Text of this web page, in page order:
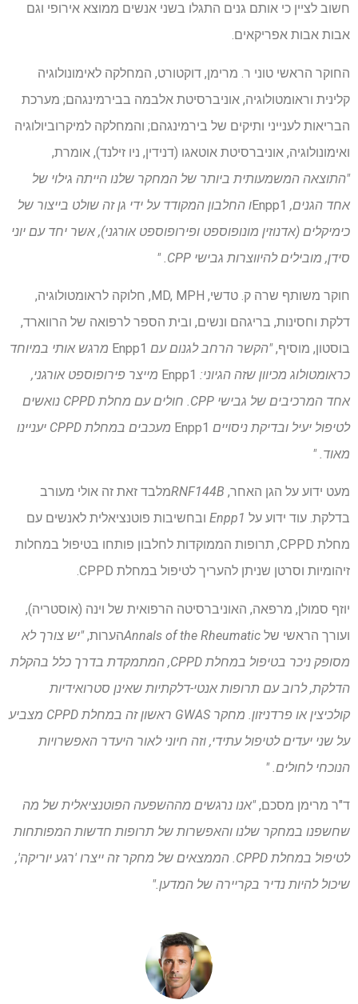
חשוב לציין כי אותם גנים התגלו בשני אנשים ממוצא אירופי וגם
אבות אבות אפריקאים.
החוקר הראשי טוני ר. מרימן, דוקטורט, המחלקה לאימונולוגיה
קלינית וראומטולוגיה, אוניברסיטת אלבמה בבירמינגהם; מערכת
הבריאות לענייני ותיקים של בירמינגהם; והמחלקה למיקרוביולוגיה
ואימונולוגיה, אוניברסיטת אוטאגו (דנידין, ניו זילנד), אומרת,
"התוצאה המשמעותית ביותר של המחקר שלנו הייתה גילוי של
אחד הגנים, Enpp1ו החלבון המקודד על ידי גן זה שולט בייצור של
כימיקלים (אדנוזין מונופוספט ופירופוספט אורגני), אשר יחד עם יוני
סידן, מובילים להיווצרות גבישי CPP. "
חוקר משותף שרה ק. טדשי, MD, MPH, חלוקה לראומטולוגיה,
דלקת וחסינות, בריגהם ונשים, ובית הספר לרפואה של הרווארד,
בוסטון, מוסיף,"הקשר הרחב לגנום עם Enpp1 מרגש אותי במיוחד
כראומטולוג מכיוון שזה הגיוני: Enpp1 מייצר פירופוספט אורגני,
אחד המרכיבים של גבישי CPP. חולים עם מחלת CPPD נואשים
לטיפול יעיל ובדיקת ניסויים Enpp1
מעכבים במחלת CPPD יעניינו
מאוד. "
מעט ידוע על הגן האחר, RNF144Bמלבד זאת זה אולי מעורב
בדלקת. עוד ידוע על Enpp1 ובחשיבות פוטנציאלית לאנשים עם
מחלת CPPD, תרופות הממוקדות לחלבון פותחו בטיפול במחלות
זיהומיות וסרטן שניתן להעריך לטיפול במחלת CPPD.
יוזף סמולן, מרפאה, האוניברסיטה הרפואית של וינה (אוסטריה),
ועורך הראשי של Annals of the Rheumaticהערות,"יש צורך לא
מסופק ניכר בטיפול במחלת CPPD, המתמקדת בדרך כלל בהקלת
הדלקת, לרוב עם תרופות אנטי-דלקתיות שאינן סטרואידיות
קולכיצין או פרדניזון. מחקר GWAS ראשון זה במחלת CPPD מצביע
על שני יעדים לטיפול עתידי, וזה חיוני לאור היעדר האפשרויות
הנוכחי לחולים. "
ד"ר מרימן מסכם,"אנו נרגשים מההשפעה הפוטנציאלית של מה
שחשפנו במחקר שלנו והאפשרות של תרופות חדשות המפותחות
לטיפול במחלת CPPD. הממצאים של מחקר זה ייצרו 'רגע יוריקה',
שיכול להיות נדיר בקריירה של המדען."